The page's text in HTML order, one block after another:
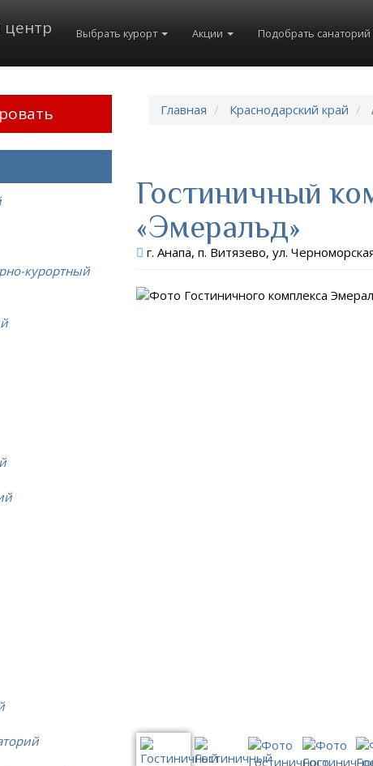
Выбрать курорт Акции Подобрать санаторий
Главная Краснодарский край
Гостиничный
«Эмеральд»
г. Анапа, п. Витязево, ул.
курортный